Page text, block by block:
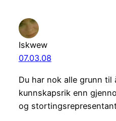
Iskwew
07.03.08
Du har nok alle grunn til
kunnskapsrik enn
og